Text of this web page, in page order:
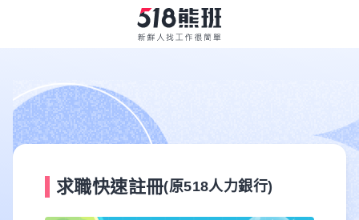
求職快速註冊(原518人力銀行)